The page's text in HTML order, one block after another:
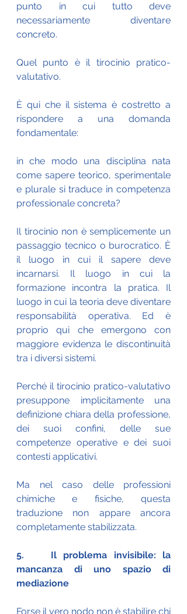
punto in cui tutto deve
necessariamente diventare
concreto.
Quel punto è il tirocinio pratico-
valutativo.
È qui che il sistema è costretto a
rispondere a una domanda
fondamentale:
in che modo una disciplina nata
come sapere teorico, sperimentale
e plurale si traduce in competenza
professionale concreta?
Il tirocinio non è semplicemente un
passaggio tecnico o burocratico. È
il luogo in cui il sapere deve
incarnarsi. Il luogo in cui la
formazione incontra la pratica. Il
luogo in cui la teoria deve diventare
responsabilità operativa. Ed è
proprio qui che emergono con
maggiore evidenza le discontinuità
tra i diversi sistemi.
Perché il tirocinio pratico-valutativo
presuppone implicitamente una
definizione chiara della professione,
dei suoi confini, delle sue
competenze operative e dei suoi
contesti applicativi.
Ma nel caso delle professioni
chimiche e fisiche, questa
traduzione non appare ancora
completamente stabilizzata.
5.    Il problema invisibile: la
mancanza di uno spazio di
mediazione
Forse il vero nodo non è stabilire chi